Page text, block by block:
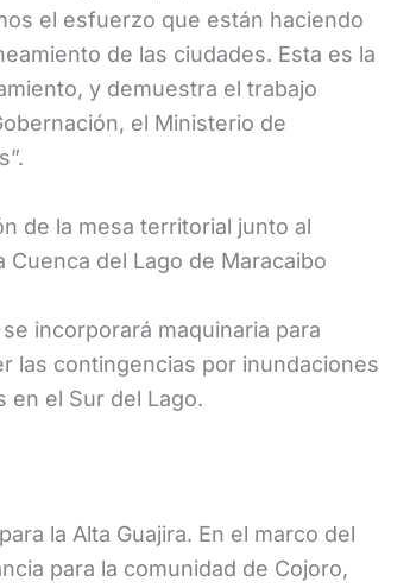
el esfuerzo que están haciendo
de las ciudades. Esta es la
y demuestra el trabajo
el Ministerio de
de la mesa territorial junto al
del Lago de Maracaibo
incorporará maquinaria para
las contingencias por inundaciones
en el Sur del Lago.
la Alta Guajira. En el marco del
para la comunidad de Cojoro,